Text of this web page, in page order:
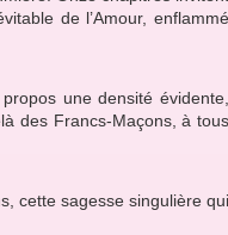
de l’Amour, enflammé
une densité évidente,
des Francs-Maçons, à tous
cette sagesse singulière qui